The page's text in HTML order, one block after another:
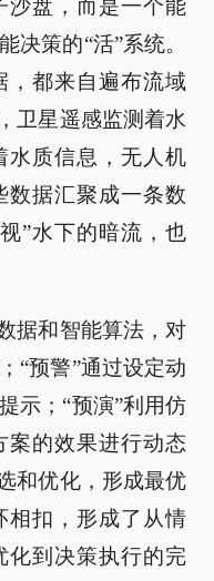
沙盘，而是一个能
决策的“活”系统。
，都来自遍布流域
卫星遥感监测着水
水质信息，无人机
数据汇聚成一条数
”水下的暗流，也
据和智能算法，对
“预警”通过设定动
示；“预演”利用仿
案的效果进行动态
和优化，形成最优
相扣，形成了从情
化到决策执行的完